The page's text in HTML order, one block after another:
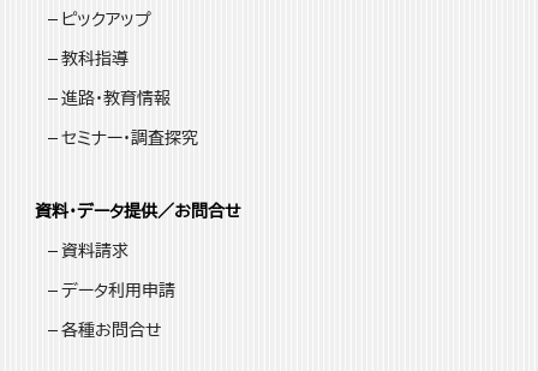
ピックアップ
教科指導
進路・教育情報
セミナー・調査探究
資料・データ提供／お問合せ
資料請求
データ利用申請
各種お問合せ